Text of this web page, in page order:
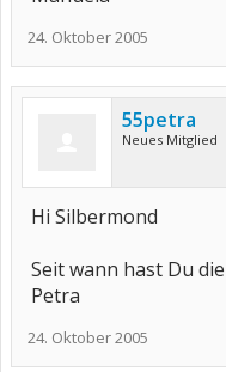
24. Oktober 2005
55petra
Neues Mitglied
Hi Silbermond
Seit wann hast Du
Petra
24. Oktober 2005